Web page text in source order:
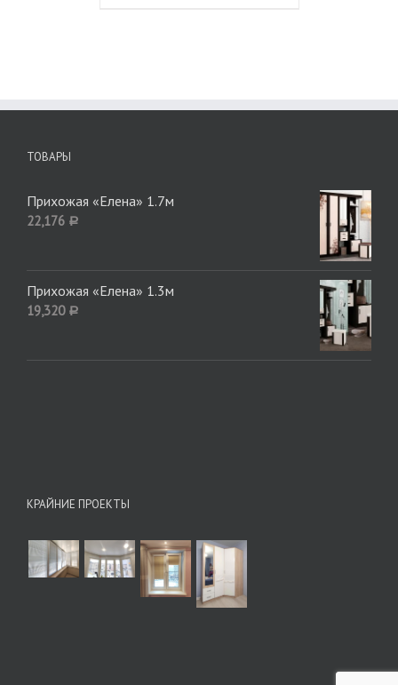
ТОВАРЫ
Прихожая «Елена» 1.7м
22,176 Р
Прихожая «Елена» 1.3м
19,320 Р
КРАЙНИЕ ПРОЕКТЫ